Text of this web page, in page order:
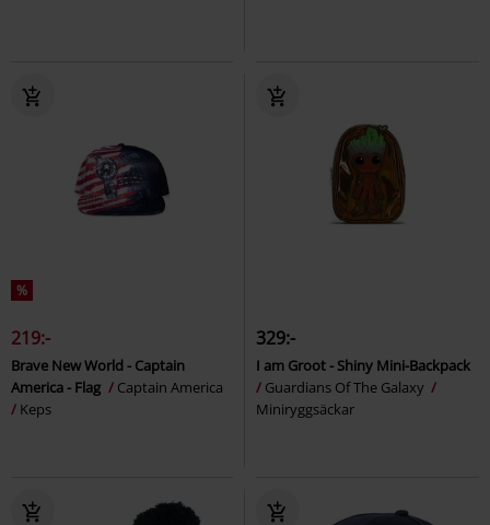
%
219:-
Brave New World - Captain
America - Flag
Captain America
Keps
329:-
I am Groot - Shiny Mini-Backpack
Guardians Of The Galaxy
Miniryggsäckar